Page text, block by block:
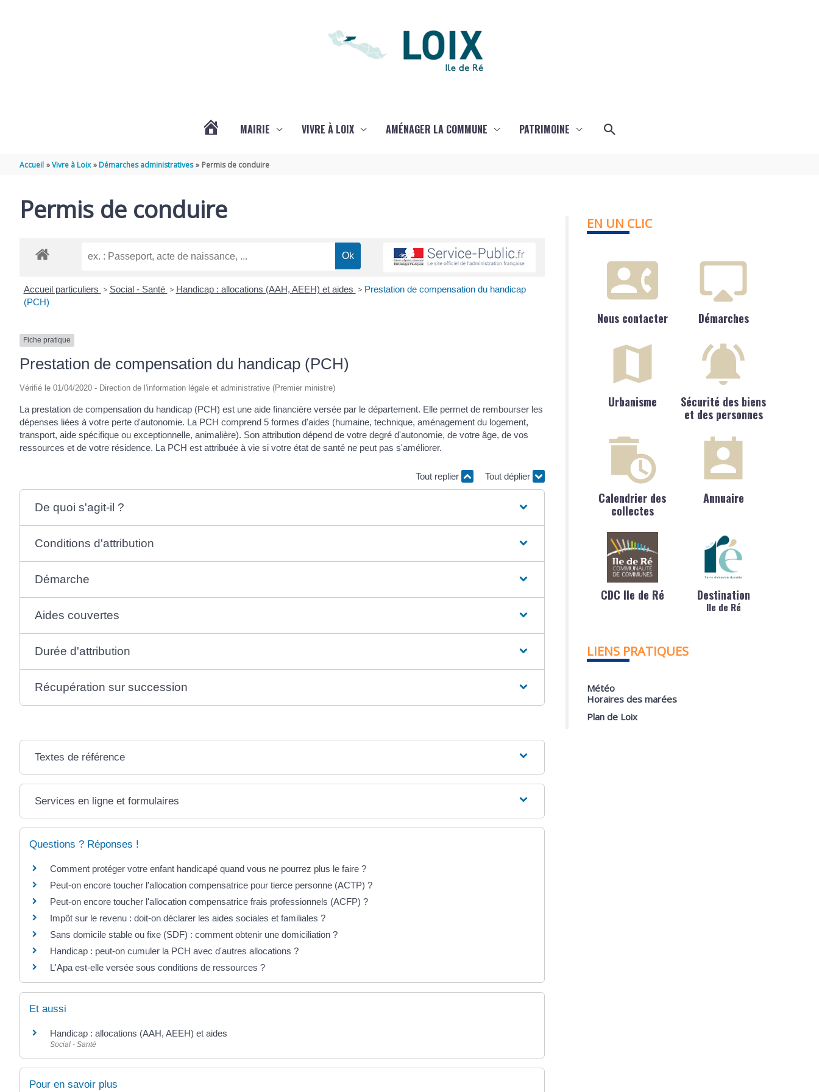
MAIRIE VIVRE À LOIX AMÉNAGER LA COMMUNE PATRIMOINE Rechercher
Accueil Vivre à Loix Démarches administratives Permis de conduire
Permis de conduire
Accueil particuliers > Social - Santé > Handicap : allocations (AAH, AEEH) et aides > Prestation de compensation du handicap
(PCH)
Fiche pratique
Prestation de compensation du handicap (PCH)
Vérifié le 01/04/2020 - Direction de l'information légale et administrative (Premier ministre)
La prestation de compensation du handicap (PCH) est une aide financière versée par le département. Elle permet de rembourser les
dépenses liées à votre perte d'autonomie. La PCH comprend 5 formes d'aides (humaine, technique, aménagement du logement,
transport, aide spécifique ou exceptionnelle, animalière). Son attribution dépend de votre degré d'autonomie, de votre âge, de vos
ressources et de votre résidence. La PCH est attribuée à vie si votre état de santé ne peut pas s'améliorer.
Tout replier Tout déplier
De quoi s'agit-il ?
Conditions d'attribution
Démarche
Aides couvertes
Durée d'attribution
Récupération sur succession
Textes de référence
Services en ligne et formulaires
Questions ? Réponses !
Comment protéger votre enfant handicapé quand vous ne pourrez plus le faire ?
Peut-on encore toucher l'allocation compensatrice pour tierce personne (ACTP) ?
Peut-on encore toucher l'allocation compensatrice frais professionnels (ACFP) ?
Impôt sur le revenu : doit-on déclarer les aides sociales et familiales ?
Sans domicile stable ou fixe (SDF) : comment obtenir une domiciliation ?
Handicap : peut-on cumuler la PCH avec d'autres allocations ?
L'Apa est-elle versée sous conditions de ressources ?
Et aussi
Handicap : allocations (AAH, AEEH) et aides
Social - Santé
Pour en savoir plus
EN UN CLIC
Nous contacter Démarches
Urbanisme
Sécurité des biens
et des personnes
Calendrier des
collectes
Annuaire
CDC Ile de Ré Destination
Ile de Ré
LIENS PRATIQUES
Météo
Horaires des marées
Plan de Loix